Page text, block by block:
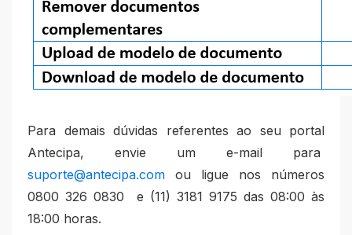
Para demais dúvidas referentes ao seu portal
Antecipa, envie um e-mail para
suporte@antecipa.com ou ligue nos números
0800 326 0830 e (11) 3181 9175 das 08:00 às
18:00 horas.